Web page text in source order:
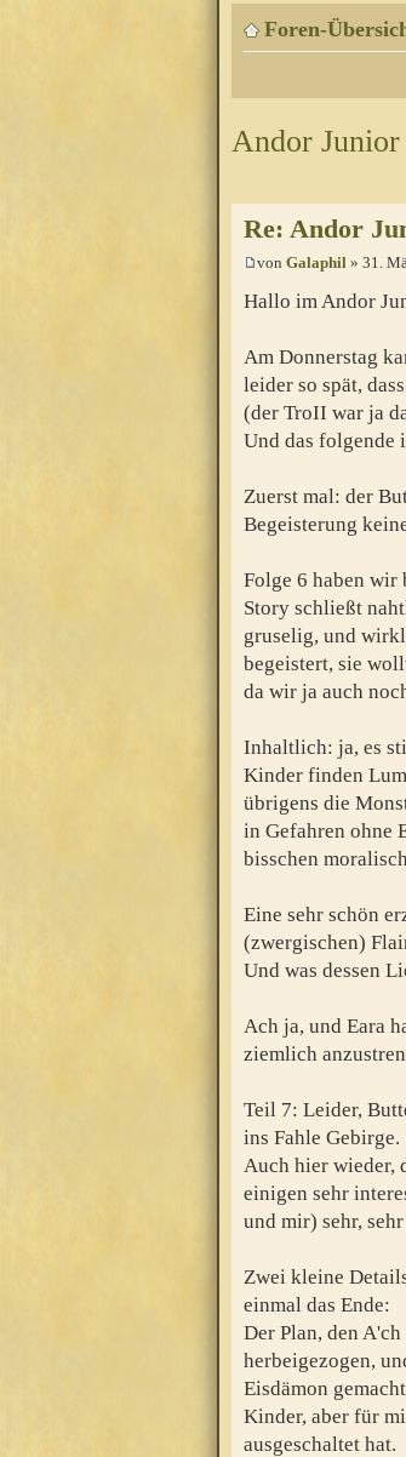
Foren-
Andor
Re: Andor
von Galaphil » 31.
Hallo im Andor
Am Donnerstag
leider so spät,
(der TroII war ja
Und das folgende
Zuerst mal: der
Begeisterung
Folge 6 haben wir
Story schließt
gruselig, und
begeistert, sie
da wir ja auch
Inhaltlich: ja, es
Kinder finden
übrigens die
in Gefahren ohne
bisschen
Eine sehr schön
(zwergischen)
Und was dessen
Ach ja, und Eara
ziemlich
Teil 7: Leider,
ins Fahle Gebirge.
Auch hier wieder,
einigen sehr
und mir) sehr,
Zwei kleine
einmal das Ende:
Der Plan, den
herbeigezogen,
Eisdämon
Kinder, aber für
ausgeschaltet hat.